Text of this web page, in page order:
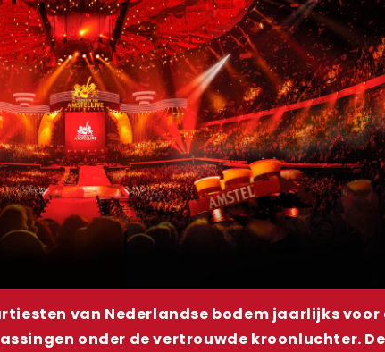
van Nederlandse bodem jaarlijks voor
onder de vertrouwde kroonluchter. De